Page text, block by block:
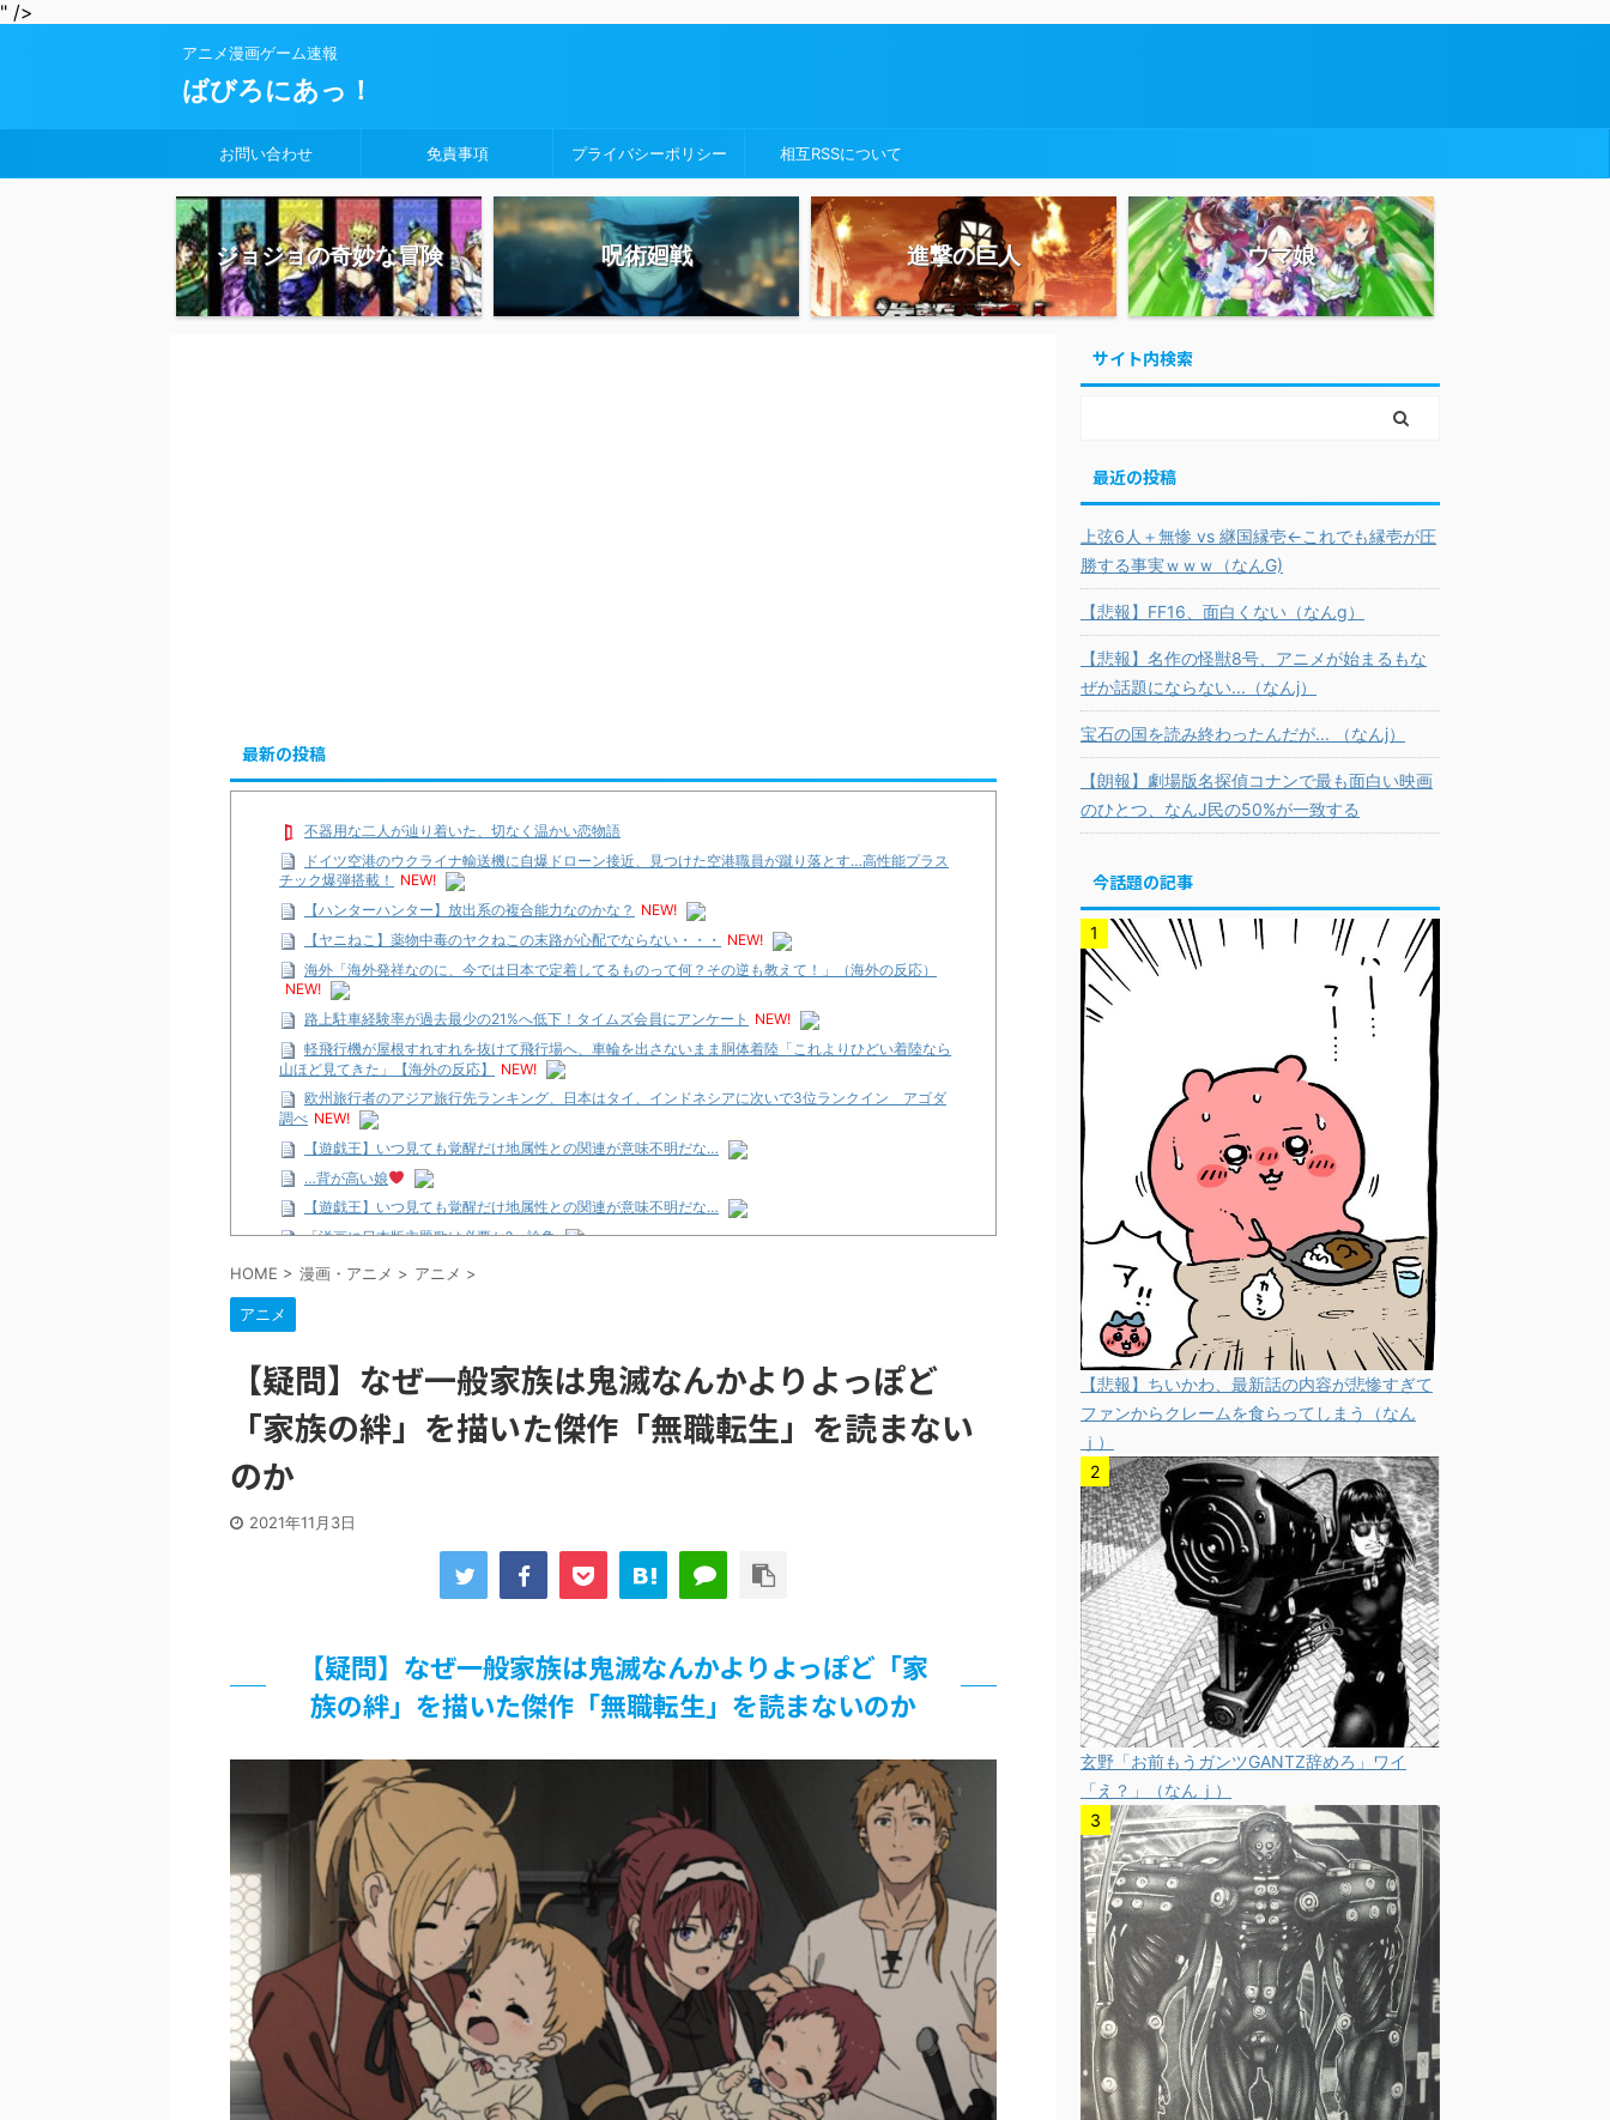
" />
アニメ漫画ゲーム速報
ばびろにあっ！
お問い合わせ 免責事項 プライバシーポリシー 相互RSSについて
ジョジョの奇妙な冒険 呪術廻戦 進撃の巨人 ウマ娘
最新の投稿
不器用な二人が辿り着いた、切なく温かい恋物語
ドイツ空港のウクライナ輸送機に自爆ドローン接近、見つけた空港職員が蹴り落とす…高性能プラス
チック爆弾搭載！
NEW!
【ハンターハンター】放出系の複合能力なのかな？ NEW!
【ヤニねこ】薬物中毒のヤクねこの末路が心配でならない・・・
NEW!
海外「海外発祥なのに、今では日本で定着してるものって何？その逆も教えて！」（海外の反応）
NEW!
路上駐車経験率が過去最少の21%へ低下！タイムズ会員にアンケート NEW!
軽飛行機が屋根すれすれを抜けて飛行場へ、車輪を出さないまま胴体着陸「これよりひどい着陸なら
山ほど見てきた」【海外の反応】
NEW!
欧州旅行者のアジア旅行先ランキング、日本はタイ、インドネシアに次いで3位ランクイン アゴダ
調べ NEW!
【遊戯王】いつ見ても覚醒だけ地属性との関連が意味不明だな…
…背が高い娘
【遊戯王】いつ見ても覚醒だけ地属性との関連が意味不明だな…
「洋画に日本版主題歌は必要か?」論争
【ギャルゲ】「千恋*万花」のアニメ化決定でKOTOKOが主題歌歌うよ！
【遊戯王】いつ見ても覚醒だけ地属性との関連が意味不明だな…
美少女図鑑AWARD2026グランプリ・榎本彩乃、グラビア披露！透明感が凄い！！
【朗報】齋藤飛鳥、前屈みで完全に見えてる動画が拡散されてしまう…
【画像】顔100点、体30点の女ｗｗｗ
超能力が使えるようになったので限界まで極める事にした件 その２
北原ももさんの挑発!!!
【画像】『プリズマ☆イリヤ』の新グッズ、流石に一線を越えてしまう
まとめチェッカーは閉鎖しました。RSSの解除をお願いします。
【信長の野望・新生】米問屋をどういう時にどこに建てるのかわからない
NHKにようこそ！を見終えたんだがｗｗｗ
Powered by livedoor 相互RSS
HOME > 漫画・アニメ > アニメ >
アニメ
【疑問】なぜ一般家族は鬼滅なんかよりよっぽど
「家族の絆」を描いた傑作「無職転生」を読まない
のか
2021年11月3日
【疑問】なぜ一般家族は鬼滅なんかよりよっぽど「家
族の絆」を描いた傑作「無職転生」を読まないのか
サイト内検索
最近の投稿
上弦6人＋無惨 vs 継国縁壱←これでも縁壱が圧
勝する事実ｗｗｗ（なんG)
【悲報】FF16、面白くない（なんg）
【悲報】名作の怪獣8号、アニメが始まるもな
ぜか話題にならない...（なんj）
宝石の国を読み終わったんだが... （なんj）
【朗報】劇場版名探偵コナンで最も面白い映画
のひとつ、なんJ民の50%が一致する
今話題の記事
【悲報】ちいかわ、最新話の内容が悲惨すぎて
ファンからクレームを食らってしまう（なん
ｊ）
玄野「お前もうガンツGANTZ辞めろ」ワイ
「え？」（なんｊ）